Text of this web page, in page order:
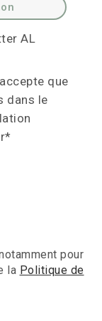
AL
que
dans le
pour
la Politique de